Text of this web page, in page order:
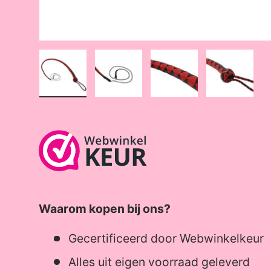
Waarom kopen bij ons?
Gecertificeerd door Webwinkelkeur
Alles uit eigen voorraad geleverd